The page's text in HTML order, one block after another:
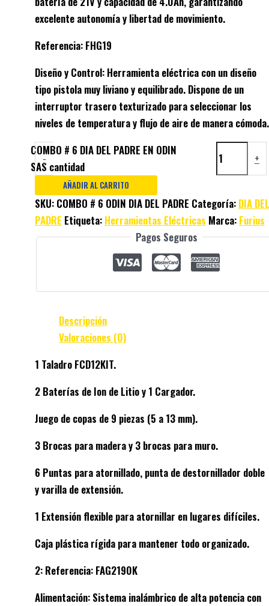
excelente autonomía y libertad de movimiento.
Referencia: FHG19
Diseño y Control: Herramienta eléctrica con un diseño
tipo pistola muy liviano y equilibrado. Dispone de un
interruptor trasero texturizado para seleccionar los
niveles de temperatura y flujo de aire de manera cómoda.
-
COMBO # 6 DIA DEL PADRE EN ODIN
SAS cantidad
+
AÑADIR AL CARRITO
SKU: COMBO # 6 ODIN DIA DEL PADRE Categoría: DIA DEL
PADRE Etiqueta: Herramientas Eléctricas Marca: Furius
Pagos Seguros
Descripción
Valoraciones (0)
1 Taladro FCD12KIT.
2 Baterías de Ion de Litio y 1 Cargador.
Juego de copas de 9 piezas (5 a 13 mm).
3 Brocas para madera y 3 brocas para muro.
6 Puntas para atornillado, punta de destornillador doble
y varilla de extensión.
1 Extensión flexible para atornillar en lugares difíciles.
Caja plástica rígida para mantener todo organizado.
2: Referencia: FAG2190K
Alimentación: Sistema inalámbrico de alta potencia con